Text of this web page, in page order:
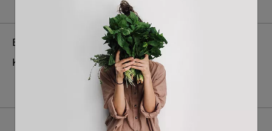
Brand:
Κατηγορία:
Ατομική περιποίηση & συμπληρώματα
διατροφής
Περιποίηση Ανδρική